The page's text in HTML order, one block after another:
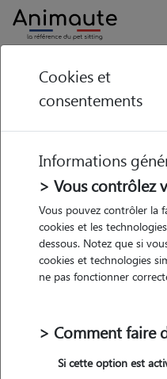
Animaute Ile-de-France
• 24 ans
2 animaux
Cookies et
consentements
Informations
> Vous contrôlez
Vous pouvez contrôler la
cookies et les
dessous. Notez que si
cookies et technologies
ne pas fonctionner
> Comment faire
Si cette option est